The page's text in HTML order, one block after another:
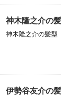
神木隆之介の
神木隆之介の髪型
伊勢谷友介の